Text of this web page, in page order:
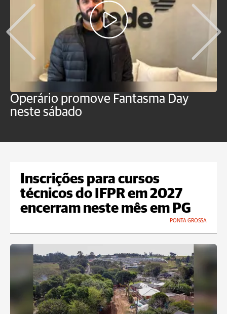
Operário promove Fantasma Day
neste sábado
Inscrições para cursos
técnicos do IFPR em 2027
encerram neste mês em PG
PONTA GROSSA